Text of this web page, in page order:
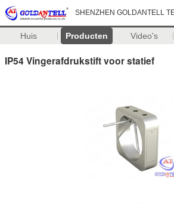
SHENZHEN GOLDANTELL
Huis Producten Video's
IP54 Vingerafdrukstift voor statief